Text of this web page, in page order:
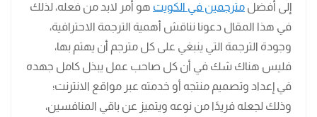
إلى أفضل مترجمين في الكويت هو أمر لابد من فعله، لذلك
في هذا المقال دعونا نناقش أهمية الترجمة الاحترافية،
وجودة الترجمة التي ينبغي على كل مترجم أن يهتم بها،
فليس هناك شك في أن كل صاحب عمل يبذل كامل جهده
في إعداد وتصميم منتجه أو خدمته عبر مواقع الانترنت؛
وذلك لجعله فريدًا من نوعه ويتميز عن باقي المنافسين،